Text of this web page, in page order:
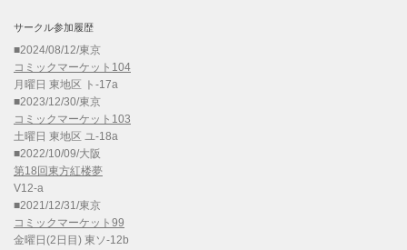
サークル参加履歴
■2024/08/12/東京
コミックマーケット104
月曜日 東地区 ト-17a
■2023/12/30/東京
コミックマーケット103
土曜日 東地区 ユ-18a
■2022/10/09/大阪
第18回東方紅楼夢
V12-a
■2021/12/31/東京
コミックマーケット99
金曜日(2日目) 東ソ-12b